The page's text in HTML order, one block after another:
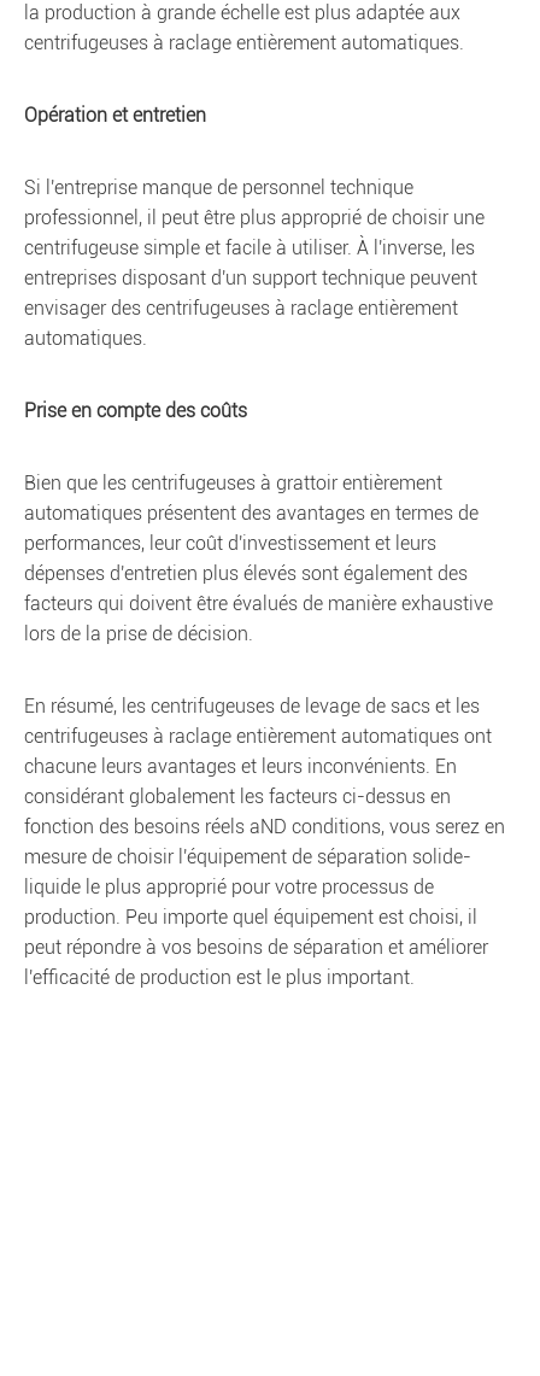
la production à grande échelle est plus adaptée aux
centrifugeuses à raclage entièrement automatiques.
Opération et entretien
Si l'entreprise manque de personnel technique
professionnel, il peut être plus approprié de choisir une
centrifugeuse simple et facile à utiliser. À l'inverse, les
entreprises disposant d'un support technique peuvent
envisager des centrifugeuses à raclage entièrement
automatiques.
Prise en compte des coûts
Bien que les centrifugeuses à grattoir entièrement
automatiques présentent des avantages en termes de
performances, leur coût d'investissement et leurs
dépenses d'entretien plus élevés sont également des
facteurs qui doivent être évalués de manière exhaustive
lors de la prise de décision.
En résumé, les centrifugeuses de levage de sacs et les
centrifugeuses à raclage entièrement automatiques ont
chacune leurs avantages et leurs inconvénients. En
considérant globalement les facteurs ci-dessus en
fonction des besoins réels aND conditions, vous serez en
mesure de choisir l'équipement de séparation solide-
liquide le plus approprié pour votre processus de
production. Peu importe quel équipement est choisi, il
peut répondre à vos besoins de séparation et améliorer
l'efficacité de production est le plus important.